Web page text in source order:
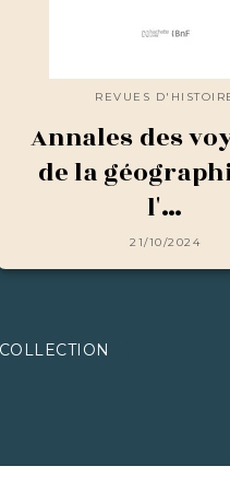
REVUES
Annales des
de la
l'…
21/10/2024